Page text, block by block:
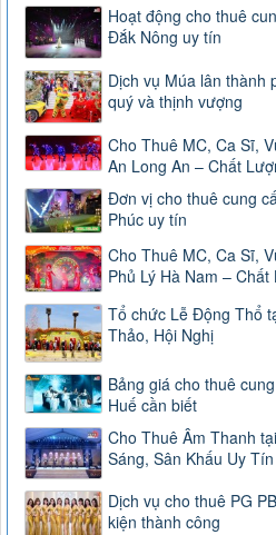
Hoạt động cho thuê
Đắk Nông uy tín
Dịch vụ Múa lân thành
quý và thịnh vượng
Cho Thuê MC, Ca Sĩ,
An Long An – Chất
Đơn vị cho thuê cung
Phúc uy tín
Cho Thuê MC, Ca Sĩ,
Phủ Lý Hà Nam –
Tổ chức Lễ Động Thổ
Thảo, Hội Nghị
Bảng giá cho thuê
Huế cần biết
Cho Thuê Âm Thanh
Sáng, Sân Khấu Uy Tín
Dịch vụ cho thuê PG
kiện thành công